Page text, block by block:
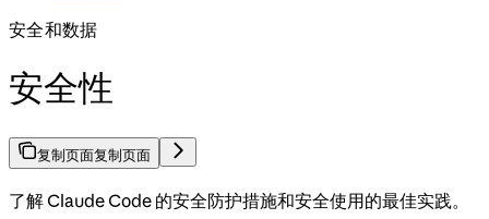
安全和数据
安全性
复制页面复制页面
了解 Claude Code 的安全防护措施和安全使用的最佳实践。